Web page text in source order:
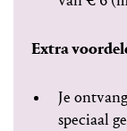
Extra
Je
speciaal